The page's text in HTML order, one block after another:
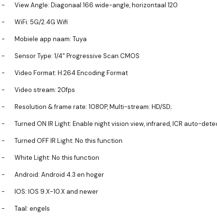
- View Angle: Diagonaal 166 wide-angle, horizontaal 120
- WiFi: 5G/2.4G Wifi
- Mobiele app naam: Tuya
- Sensor Type: 1/4" Progressive Scan CMOS
- Video Format: H.264 Encoding Format
- Video stream: 20fps
- Resolution & frame rate: 1080P, Multi-stream: HD/SD;
- Turned ON IR Light: Enable night vision view, infrared, ICR auto-
- Turned OFF IR Light: No this function
- White Light: No this function
- Android: Android 4.3 en hoger
- IOS: IOS 9.X-10.X and newer
- Taal: engels